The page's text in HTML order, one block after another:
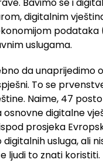
Bavimo se i
digitalnim
uslugama.
da unaprijedimo
To se
Naime, 47
osnovne digitalne
prosjeka
usluga, ali
ljudi to znati koristiti.